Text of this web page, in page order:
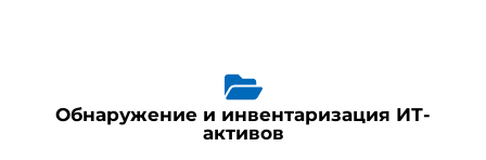
Обнаружение и инвентаризация ИТ-
активов